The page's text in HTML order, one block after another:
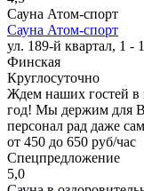
Сауна Атом-спорт
Сауна Атом-спорт
ул. 189-й квартал, 1 -
Финская
Круглосуточно
Ждем наших гостей в
год! Мы держим для
персонал рад даже
от 450 до 650 руб/час
Спецпредложение
5,0